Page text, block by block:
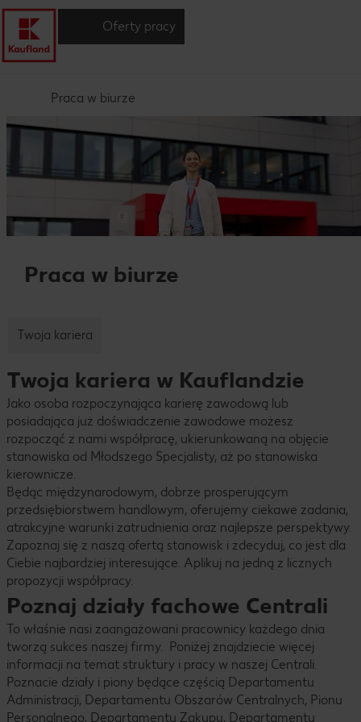
Oferty pracy
Praca w biurze
Praca w biurze
Twoja kariera
Twoja kariera w Kauflandzie
Jako osoba rozpoczynająca karierę zawodową lub
posiadająca już doświadczenie zawodowe możesz
rozpocząć z nami współpracę, ukierunkowaną na objęcie
stanowiska od Młodszego Specjalisty, aż po stanowiska
kierownicze.
Będąc międzynarodowym, dobrze prosperującym
przedsiębiorstwem handlowym, oferujemy ciekawe zadania,
atrakcyjne warunki zatrudnienia oraz najlepsze perspektywy.
Zapoznaj się z naszą ofertą stanowisk i zdecyduj, co jest dla
Ciebie najbardziej interesujące. Aplikuj na jedną z licznych
propozycji współpracy.
Poznaj działy fachowe Centrali
To właśnie nasi zaangażowani pracownicy każdego dnia
tworzą sukces naszej firmy. Poniżej znajdziecie więcej
informacji na temat struktury i pracy w naszej Centrali.
Poznacie działy i piony będące częścią Departamentu
Administracji, Departamentu Obszarów Centralnych, Pionu
Personalnego, Departamentu Zakupu, Departamentu